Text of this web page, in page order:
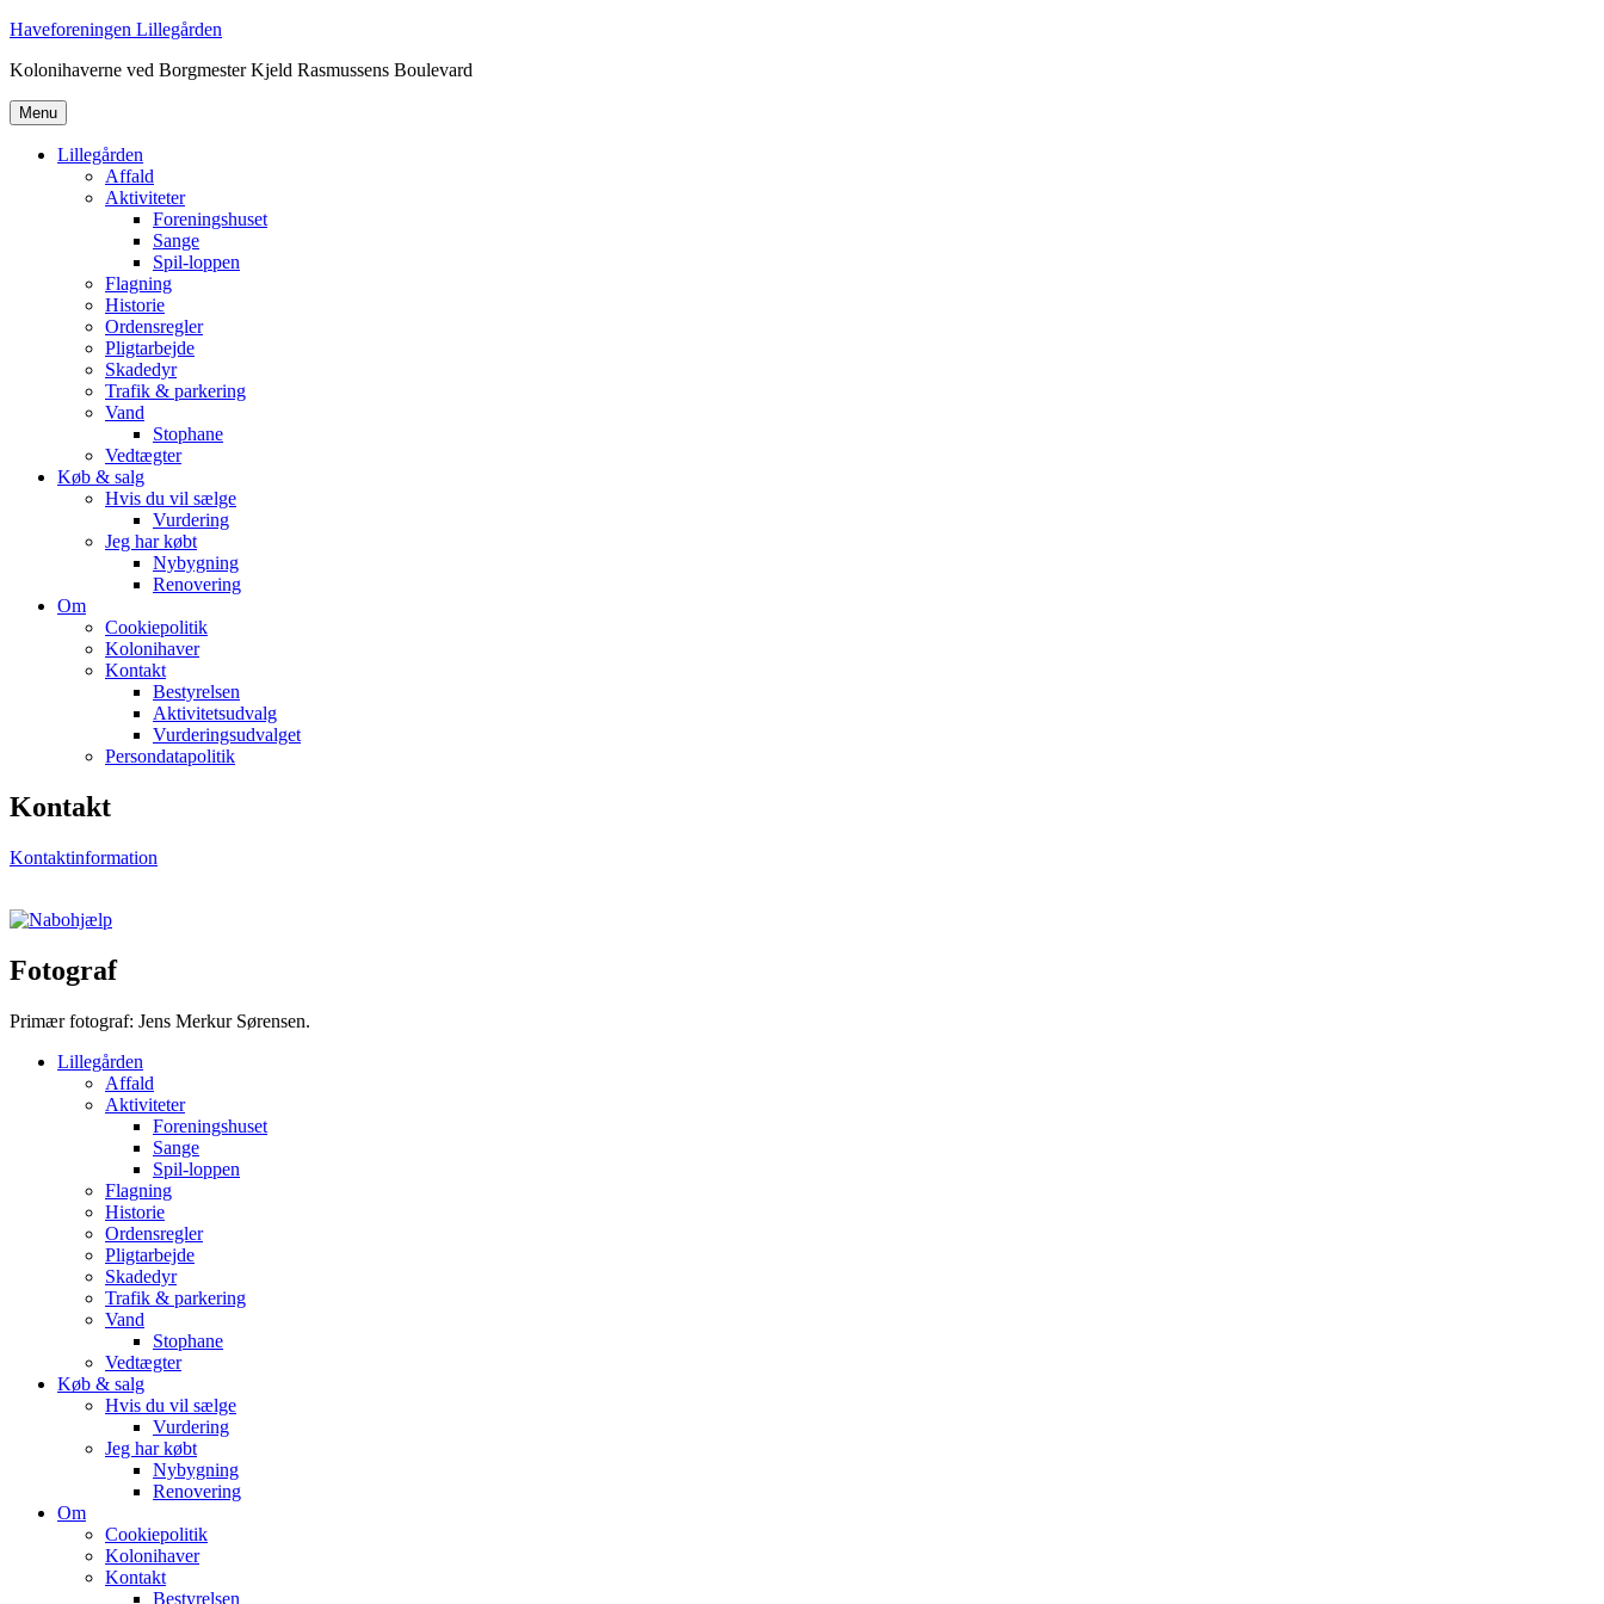
Videre
indhold
Haveforeningen Lillegården
Kolonihaverne ved Borgmester Kjeld Rasmussens Boulevard
Menu
Lillegården
Affald
Aktiviteter
Foreningshuset
Sange
Spil-loppen
Flagning
Historie
Ordensregler
Pligtarbejde
Skadedyr
Trafik & parkering
Vand
Stophane
Vedtægter
Køb & salg
Hvis du vil sælge
Vurdering
Jeg har købt
Nybygning
Renovering
Om
Cookiepolitik
Kolonihaver
Kontakt
Bestyrelsen
Aktivitetsudvalg
Vurderingsudvalget
Persondatapolitik
Kontakt
Kontaktinformation
Fotograf
Primær fotograf: Jens Merkur Sørensen.
Lillegården
Affald
Aktiviteter
Foreningshuset
Sange
Spil-loppen
Flagning
Historie
Ordensregler
Pligtarbejde
Skadedyr
Trafik & parkering
Vand
Stophane
Vedtægter
Køb & salg
Hvis du vil sælge
Vurdering
Jeg har købt
Nybygning
Renovering
Om
Cookiepolitik
Kolonihaver
Kontakt
Bestyrelsen